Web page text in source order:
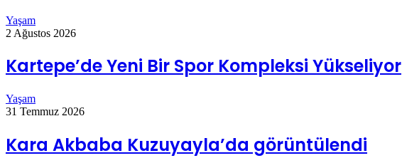
Yaşam
2 Ağustos 2026
Kartepe’de Yeni Bir Spor Kompleksi Yükseliyor
Yaşam
31 Temmuz 2026
Kara Akbaba Kuzuyayla’da görüntülendi